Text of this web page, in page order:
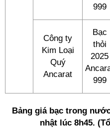
999
Công ty
Kim Loại
Quý
Ancarat
Bạc
thỏi
2025
999
Bảng giá bạc trong
nhật lúc 8h45.